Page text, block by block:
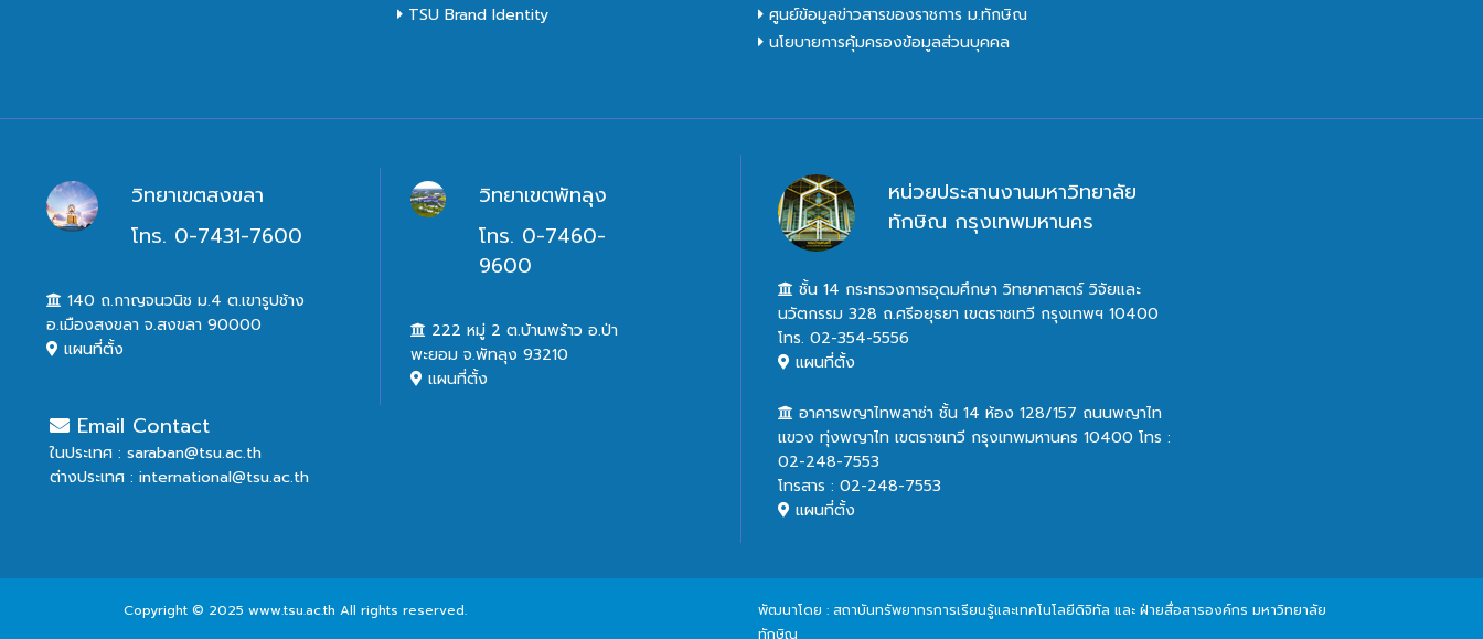
TSU Brand Identity
ศูนย์ข้อมูลข่าวสารของราชการ ม.ทักษิณ
นโยบายการคุ้มครองข้อมูลส่วนบุคคล
วิทยาเขตสงขลา
โทร. 0-7431-7600
140 ถ.กาญจนวนิช ม.4 ต.เขารูปช้าง
อ.เมืองสงขลา จ.สงขลา 90000
แผนที่ตั้ง
วิทยาเขตพัทลุง
โทร. 0-7460-
9600
222 หมู่ 2 ต.บ้านพร้าว อ.ป่า
พะยอม จ.พัทลุง 93210
แผนที่ตั้ง
Email Contact
ในประเทศ : saraban@tsu.ac.th
ต่างประเทศ : international@tsu.ac.th
หน่วยประสานงานมหาวิทยาลัย
ทักษิณ กรุงเทพมหานคร
ชั้น 14 กระทรวงการอุดมศึกษา วิทยาศาสตร์ วิจัยและ
นวัตกรรม 328 ถ.ศรีอยุธยา เขตราชเทวี กรุงเทพฯ 10400
โทร. 02-354-5556
แผนที่ตั้ง
อาคารพญาไทพลาซ่า ชั้น 14 ห้อง 128/157 ถนนพญาไท
แขวง ทุ่งพญาไท เขตราชเทวี กรุงเทพมหานคร 10400 โทร :
02-248-7553
โทรสาร : 02-248-7553
แผนที่ตั้ง
Copyright © 2025 www.tsu.ac.th All rights reserved.
พัฒนาโดย : สถาบันทรัพยากรการเรียนรู้และเทคโนโลยีดิจิทัล และ ฝ่ายสื่อสารองค์กร มหาวิทยาลัย
ทักษิณ